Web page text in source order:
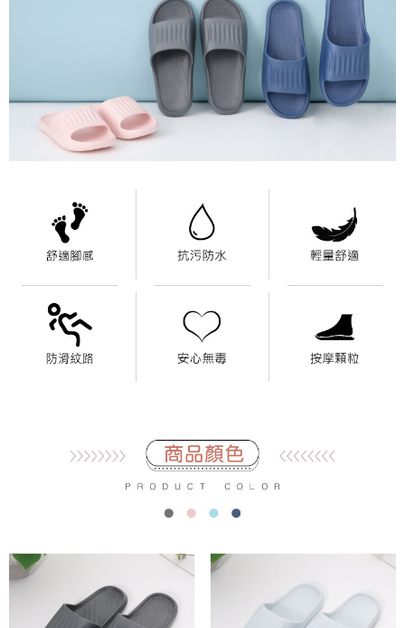
※ 交易是否成功請以「AFTEE先享後付 」之結帳頁面顯示為準，若有關於
是否繳費成功／繳費後需取消欲退款等相關疑問，請聯繫「AFTEE先享後付
https://netprotections.freshdesk.com/support/home
１．透過由恩沛科技股份有限公司提供之「AFTEE先享後付」服務完成之交
易，需依本服務之必要範圍內提供個人資料，並將交易相關給付款項請求債
權轉讓予恩沛科技股份有限公司。
２．關於個人資料處理事宜，請瀏覽以下網址：
https://aftee.tw/terms/#terms3
「AFTEE先享後付」，若未經同意申辦者引起之損失，本公司不負相關責
４．使用「AFTEE先享後付」時，將依據個別帳號之用戶狀況，依本公司即
時審查核予不同之上限額度；若仍有額度不足之情形，本公司將視審查結果
請求用戶進行身份認證。
恩沛科技股份有限公司將有權停止該用戶之使用額度並採取法律行動。
每筆NT$80，滿NT$490(含以上)免運費
每筆NT$80，滿NT$490(含以上)免運費
離島宅配
每筆NT$150，滿NT$800(含以上)免運費